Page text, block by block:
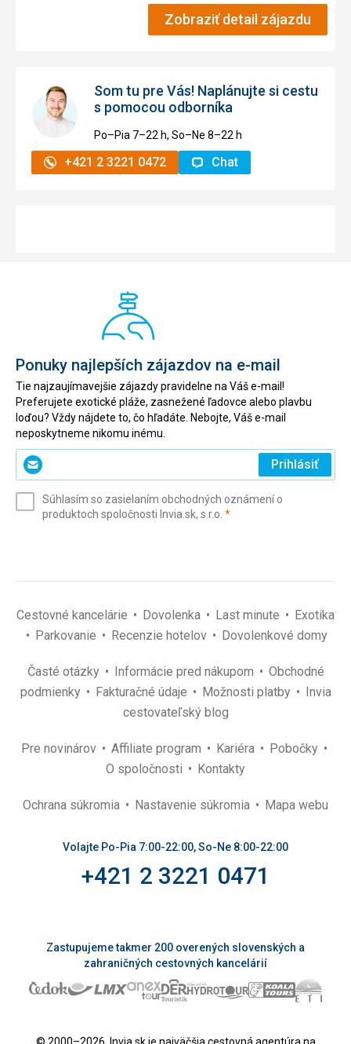
Zobraziť detail zájazdu
Som tu pre Vás! Naplánujte si cestu
s pomocou odborníka
Po–Pia 7–⁠⁠⁠⁠⁠⁠22 h, So–Ne 8–⁠⁠⁠⁠⁠⁠22 h
+421 2 3221 0472 Chat
Ponuky najlepších zájazdov na e-mail
Tie najzaujímavejšie zájazdy pravidelne na Váš e-mail!
Preferujete exotické pláže, zasnežené ľadovce alebo plavbu
loďou? Vždy nájdete to, čo hľadáte. Nebojte, Váš e-mail
neposkytneme nikomu inému.
Zadajte
svoj
(povinné)
Prihlásiť
Súhlasím so zasielaním obchodných oznámení o
produktoch spoločnosti Invia.sk, s.r.o. *(povinné)
Cestovné kancelárie Dovolenka Last minute
Exotika
Parkovanie
Recenzie hotelov Dovolenkové domy
Časté otázky Informácie pred nákupom
Obchodné
podmienky
Fakturačné údaje Možnosti platby
Invia
cestovateľský blog
Pre novinárov Affiliate program Kariéra
Pobočky
O spoločnosti
Kontakty
Ochrana súkromia Nastavenie súkromia Mapa webu
Volajte Po-Pia 7:00-22:00, So-Ne 8:00-22:00
+421 2 3221 0471
Zastupujeme takmer 200 overených slovenských a
zahraničných cestovných kancelárií